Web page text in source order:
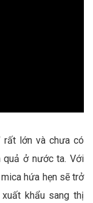
rất lớn và chưa có
quả ở nước ta. Với
hứa hẹn sẽ trở
khẩu sang thị